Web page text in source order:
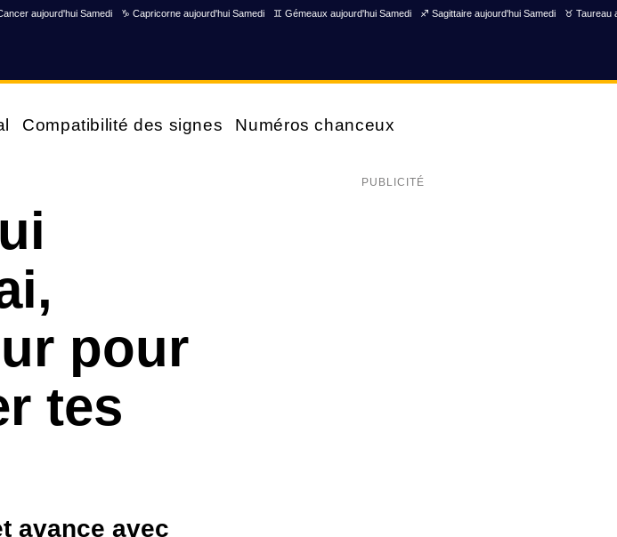
aujourd'hui Samedi ♑ Capricorne aujourd'hui Samedi ♊ Gémeaux aujourd'hui Samedi ♐ Sagittaire aujourd'hui Samedi ♉ Taureau
Compatibilité des signes Numéros chanceux
pour
tes
avance avec